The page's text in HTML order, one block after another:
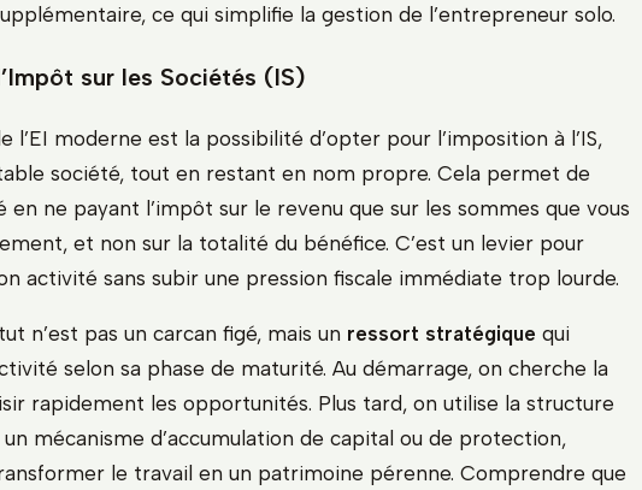
ce qui simplifie la gestion de l’entrepreneur solo.
sur les Sociétés (IS)
l’EI moderne est la possibilité d’opter pour l’imposition à l’IS,
société, tout en restant en nom propre. Cela permet de
en ne payant l’impôt sur le revenu que sur les sommes que vous
et non sur la totalité du bénéfice. C’est un levier pour
activité sans subir une pression fiscale immédiate trop lourde.
n’est pas un carcan figé, mais un ressort stratégique qui
selon sa phase de maturité. Au démarrage, on cherche la
rapidement les opportunités. Plus tard, on utilise la structure
mécanisme d’accumulation de capital ou de protection,
le travail en un patrimoine pérenne. Comprendre que